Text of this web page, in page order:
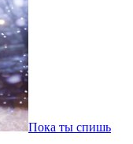
Пока ты спишь